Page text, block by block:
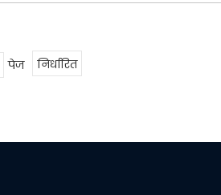
पेज निर्धारित